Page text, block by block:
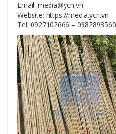
Email: media@ycn.vn
Website: https://media.ycn.vn
Tel: 0927102666 – 0982893560